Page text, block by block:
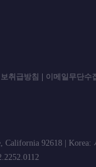
취급방침 | 이메일무단수
co.,
California 92618 | Korea: